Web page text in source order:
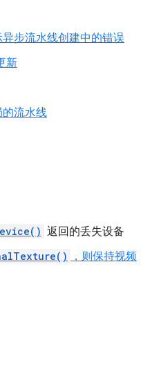
步流水线创建中的错误
新
流水线
返回的丢失设备
，则保持视频